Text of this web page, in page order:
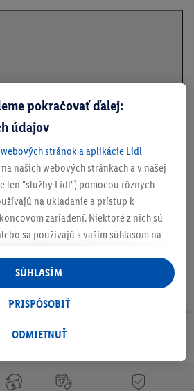
podľa nariadenia EÚ o
Odoberaj Newsletter!
pokračovať ďalej:
údajov
stránok a aplikácie Lidl
našich webových stránkach a v našej
len "služby Lidl") pomocou rôznych
na ukladanie a prístup k
zariadení. Niektoré z nich sú
sa používajú s vaším súhlasom na
v rámci služieb Lidl aj mimo nich. Ak
Lidl Plus, na tieto účely sa spracúvajú
správania v obchode.
Lidl Plus alebo sa prihlásite do svojho
vás mohli rozpoznať v službách
ODMIETNUŤ
PRISPÔSOBIŤ
SÚHLASÍM